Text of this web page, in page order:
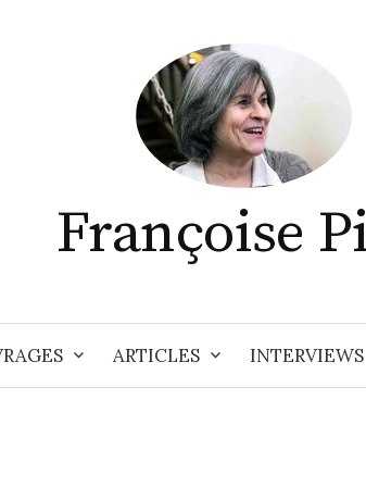
Françoise
ARTICLES INTERVIEWS